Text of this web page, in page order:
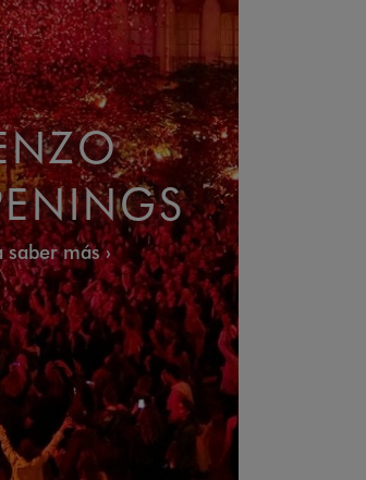
saber más